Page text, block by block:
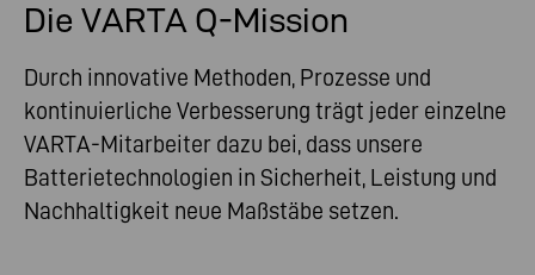
Die VARTA Q-Mission
Durch innovative Methoden, Prozesse und
kontinuierliche Verbesserung trägt jeder einzelne
VARTA-Mitarbeiter dazu bei, dass unsere
Batterietechnologien in Sicherheit, Leistung und
Nachhaltigkeit neue Maßstäbe setzen.